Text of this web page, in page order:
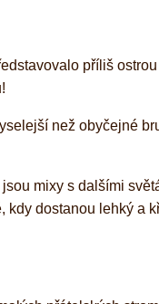
příliš
než obyčejné
mixy s dalšími
dostanou lehký